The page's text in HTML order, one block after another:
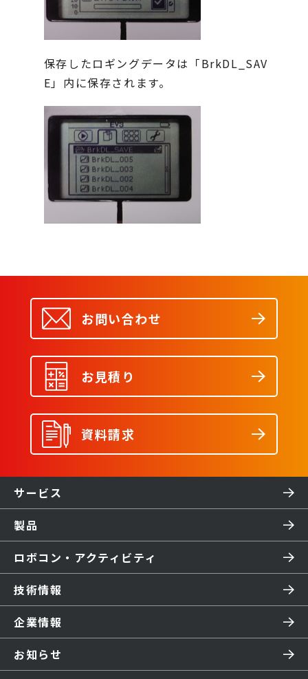
保存したロギングデータは「BrkDL_SAV
E」内に保存されます。
お問い合わせ
お見積り
資料請求
サービス
製品
ロボコン・アクティビティ
技術情報
企業情報
お知らせ